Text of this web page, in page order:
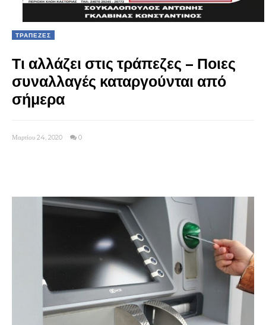
ΤΡΑΠΕΖΕΣ
Τι αλλάζει στις τράπεζες – Ποιες
συναλλαγές καταργούνται από
σήμερα
Μαρτίου 24, 2020 0